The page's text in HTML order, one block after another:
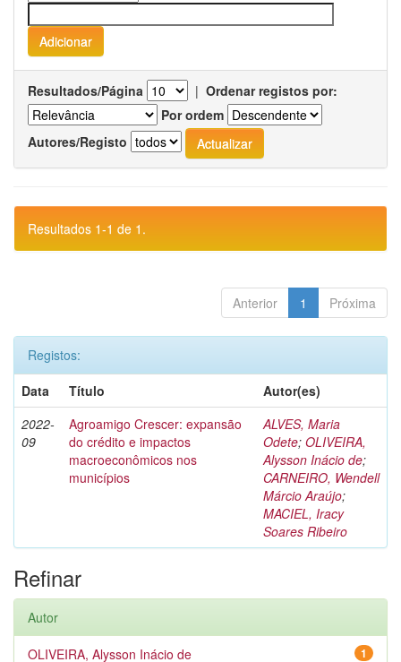
Resultados/Página | Ordenar registos por:
Por ordem
Autores/Registo
Resultados 1-1 de 1.
Anterior 1 Próxima
Registos:
Data
Título
Autor(es)
2022-
09
Agroamigo Crescer: expansão
do crédito e impactos
macroeconômicos nos
municípios
ALVES, Maria
Odete; OLIVEIRA,
Alysson Inácio de;
CARNEIRO, Wendell
Márcio Araújo;
MACIEL, Iracy
Soares Ribeiro
Refinar
Autor
1
OLIVEIRA, Alysson Inácio de